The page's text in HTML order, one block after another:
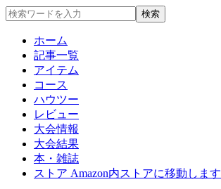
ホーム
記事一覧
アイテム
コース
ハウツー
レビュー
大会情報
大会結果
本・雑誌
ストア Amazon内ストアに移動します